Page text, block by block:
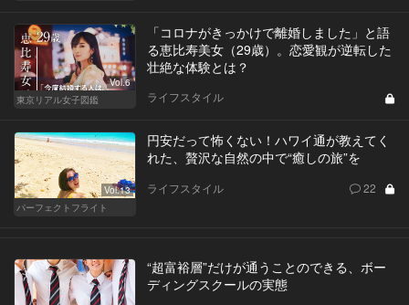
Vol.6
東京リアル女子図鑑
「コロナがきっかけで離婚しました」と語
る恵比寿美女（29歳）。恋愛観が逆転した
壮絶な体験とは？
ライフスタイル
Vol.13
パーフェクトフライト
円安だって怖くない！ハワイ通が教えてく
れた、贅沢な自然の中で“癒しの旅”を
ライフスタイル 22
“超富裕層”だけが通うことのできる、ボー
ディングスクールの実態